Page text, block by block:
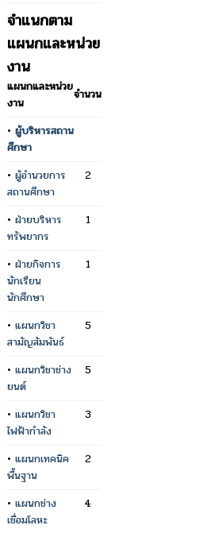
จำแนกตาม
แผนกและหน่วย
งาน
แผนกและหน่วย
งาน
จำนวน
• ผู้บริหารสถาน
ศึกษา
• ผู้อำนวยการ
สถานศึกษา
2
• ฝ่ายบริหาร
ทรัพยากร
1
• ฝ่ายกิจการ
นักเรียน
นักศึกษา
1
• แผนกวิชา
สามัญสัมพันธ์
5
• แผนกวิชาช่าง
ยนต์
5
• แผนกวิชา
ไฟฟ้ากำลัง
3
• แผนกเทคนิค
พื้นฐาน
2
• แผนกช่าง
เชื่อมโลหะ
4